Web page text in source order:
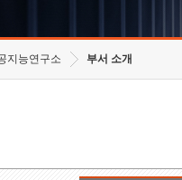
지능연구소 부서 소개